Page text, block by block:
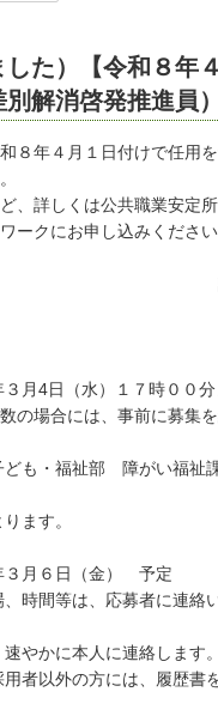
した）【令和８
別解消啓発推進員
８年４月１日付けで任用
、詳しくは公共職業安定
ークにお申し込みください
月4日（水）１７時００
は、事前に募集を終
・福祉部 障がい福祉課
ます。
月６日（金） 予定
は、応募者に連絡いた
かに本人に連絡します。
方には、履歴書を速